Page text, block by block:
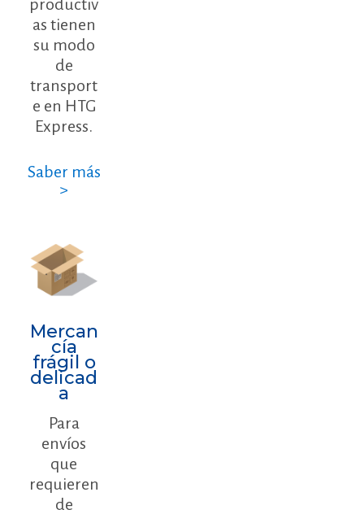
productiv
as tienen
su modo
de
transport
e en HTG
Express.
Saber más
>
Mercan
cía
frágil o
delicad
a
Para
envíos
que
requieren
de